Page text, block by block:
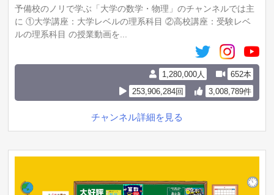
🔶チャンネル登録お願いします
https://www.youtube.com/c/TrilingualTomi?
sub_confirmation=1
登録後に表示される🔔をクリックすると通知が確実に届き
🔽トミの初級韓国語講座シリーズ
https://www.youtube.com/watch?
v=J6r99fSUzos&list=PLPlZ_qYnZ6v85pr_G-
🔽トミの中級韓国語講座シリーズ
v=2mzJ1zzuaaw&list=PLPlZ_qYnZ6v8Q3AE0QcDHKVvpny
https://www.youtube.com/watch?
予備校のノリで学ぶ「大学の数学・物理」のチャンネルでは主
に ①大学講座：大学レベルの理系科目 ②高校講座：受験レベ
ルの理系科目 の授業動画を...
1,280,000人
652本
253,906,284回
3,008,789件
チャンネル詳細を見る